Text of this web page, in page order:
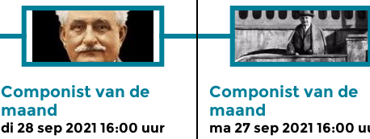
Componist van de
maand
di 28 sep 2021 16:00 uur
Componist van de
maand
ma 27 sep 2021 16:00